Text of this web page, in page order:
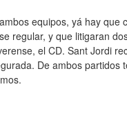
equipos, yá hay que
regular, y que litigaran
el CD. Sant Jordi
De ambos partidos